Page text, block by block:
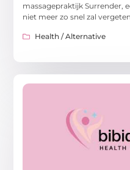
massagepraktijk Surrender,
niet meer zo snel zal
Health / Alternative